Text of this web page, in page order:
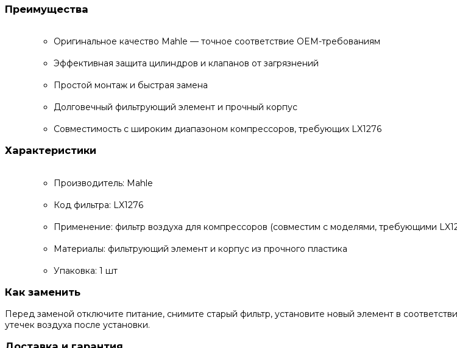
Преимущества
Оригинальное качество Mahle — точное соответствие OEM-требованиям
Эффективная защита цилиндров и клапанов от загрязнений
Простой монтаж и быстрая замена
Долговечный фильтрующий элемент и прочный корпус
Совместимость с широким диапазоном компрессоров, требующих LX1276
Характеристики
Производитель: Mahle
Код фильтра: LX1276
Применение: фильтр воздуха для компрессоров (совместим с моделями, требующими
Материалы: фильтрующий элемент и корпус из прочного пластика
Упаковка: 1 шт
Как заменить
Перед заменой отключите питание, снимите старый фильтр, установите новый элемент в
утечек воздуха после установки.